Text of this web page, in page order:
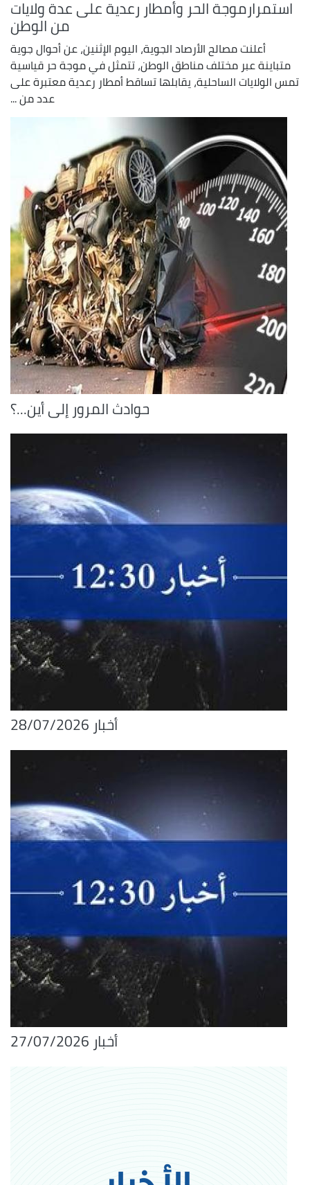
استمرارموجة الحر وأمطار رعدية على عدة ولايات
من الوطن
أعلنت مصالح الأرصاد الجوية، اليوم الإثنين، عن أحوال جوية
متباينة عبر مختلف مناطق الوطن، تتمثل في موجة حر قياسية
تمس الولايات الساحلية، يقابلها تساقط أمطار رعدية معتبرة على
عدد من ...
حوادث المرور إلى أين...؟
أخبار 28/07/2026
أخبار 27/07/2026